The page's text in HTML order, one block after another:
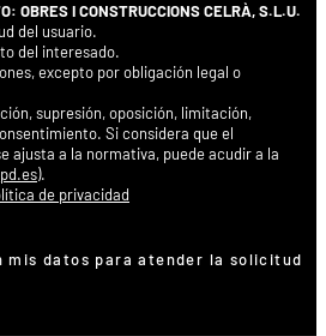
OBRES I CONSTRUCCIONS CELRÀ, S.L.U.
del usuario.
del interesado.
excepto por obligación legal o
supresión, oposición, limitación,
Si considera que el
ajusta a la normativa, puede acudir a la
).
de privacidad
mis datos para atender la solicitud